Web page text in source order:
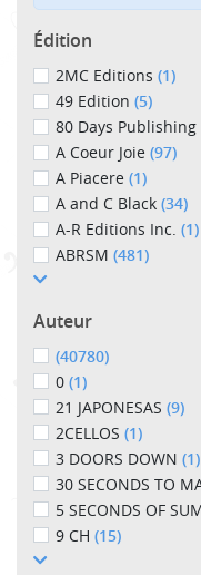
Édition
2MC Editions (1)
49 Edition (5)
80 Days Publishing
A Coeur Joie (97)
A Piacere (1)
A and C Black (34)
A-R Editions Inc. (1)
ABRSM (481)
Auteur
(40780)
0 (1)
21 JAPONESAS (9)
2CELLOS (1)
3 DOORS DOWN (1)
30 SECONDS TO
5 SECONDS OF
9 CH (15)